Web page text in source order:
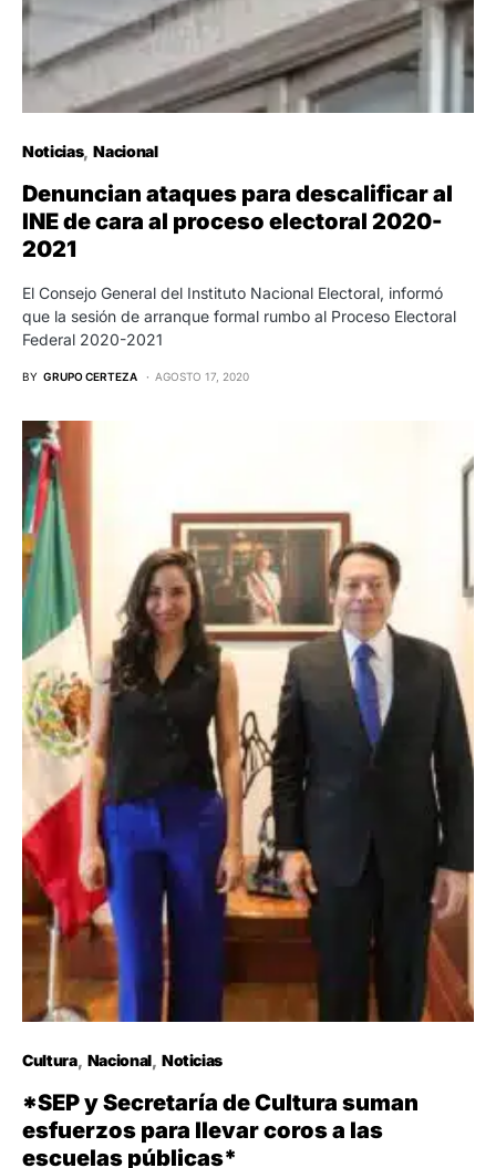
Noticias Nacional
Denuncian ataques para descalificar al
INE de cara al proceso electoral 2020-
2021
El Consejo General del Instituto Nacional Electoral, informó
que la sesión de arranque formal rumbo al Proceso Electoral
Federal 2020-2021
BY GRUPO CERTEZA AGOSTO 17, 2020
Cultura Nacional Noticias
*SEP y Secretaría de Cultura suman
esfuerzos para llevar coros a las
escuelas públicas*